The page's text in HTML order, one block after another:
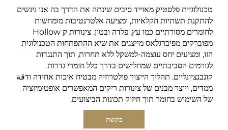
טכנולוגיית פלסטיק מאוייד סיבים שינתה את הדרך בה אנו ניגשים
להתקנת תשתיות חקלאיות, ומציעה אלטרנטיבות מומחשות
לחומרים מסורתיים כמו עץ, פלדה ובטון. צינורות ק Hollow
מפוברקים מפיברגלאס מייצגים את שיא ההתפתחות הטכנולוגית
הזו, ומציעים יחס עוצמה-למשקל ללא תחרות, תוך התנגדות
לגורמים הסביבתיים שמחלישים בדרך כלל חומרי גדרות
קונבנציונליים. תהליך הייצור פולטרוזיה מבטיח איכות אחידה ודقة
ממדים, ויוצר מבנים של צינורות ריקים המאפשרים אופטימיזציה
של השימוש בחומר תוך חיזוק תכונות הביצועים.
בקשה